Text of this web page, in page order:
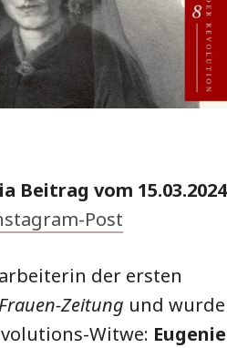
Beitrag vom
Post
der ersten
Frauen-Zeitung und wurde
Witwe: Eugenie